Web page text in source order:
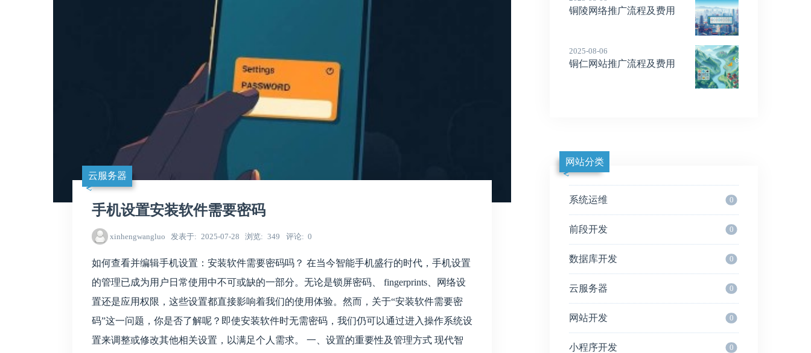
云服务器
手机设置安装软件需要密码
xinhengwangluo 发表于 2025-07-28 浏览 349 评论 0
如何查看并编辑手机设置：安装软件需要密码吗？ 在当今智能手机盛行的时代，手机设置
的管理已成为用户日常使用中不可或缺的一部分。无论是锁屏密码、 fingerprints、网络设
置还是应用权限，这些设置都直接影响着我们的使用体验。然而，关于“安装软件需要密
码”这一问题，你是否了解呢？即使安装软件时无需密码，我们仍可以通过进入操作系统设
置来调整或修改其他相关设置，以满足个人需求。 一、设置的重要性及管理方式 现代智
铜陵网络推广流程及费用
2025-08-06
铜仁网站推广流程及费用
网站分类
系统运维 0
前段开发 0
数据库开发 0
云服务器 0
网站开发 0
小程序开发 0